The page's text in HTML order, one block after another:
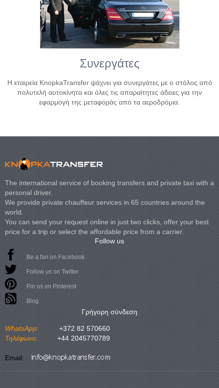
Συνεργάτες
Η εταιρεία KnopkaTransfer ψάχνει για συνεργάτες με ο στόλος από
πολυτελή αυτοκίνητα και όλες τις απαραίτητες άδειες για την
εφαρμογή της μεταφοράς από τα αεροδρόμια.
The international service of booking transfers and private taxi with a
personal driver.
We provide private chauffeur services in 65 countries around the
world.
You can send your request online in just two clicks, offer your best
price for a trip or select the affordable price from a carrier.
Follow us
Be a fan on Facebook
Follow us on Twitter
Pin us on Pinterest
Blog
Γρήγορη σύνδεση
WhatsApp:
+372 82 570660
Τηλέφωνο:
+44 2045770789
Email: